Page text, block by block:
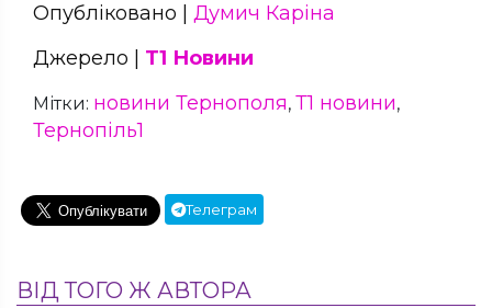
Опубліковано | Думич Каріна
Джерело | Т1 Новини
Мітки: новини Тернополя, Т1 новини,
Тернопіль1
Телеграм
ВІД ТОГО Ж АВТОРА